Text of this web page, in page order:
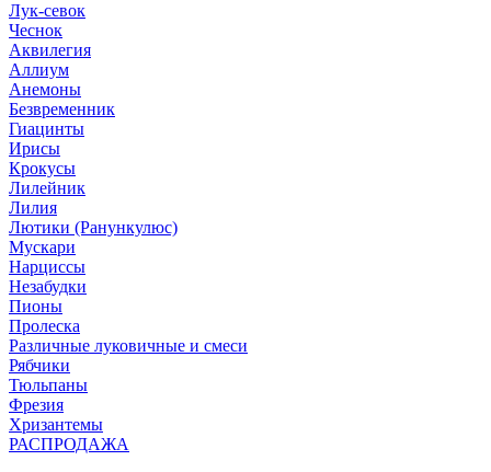
Лук-севок
Чеснок
Аквилегия
Аллиум
Анемоны
Безвременник
Гиацинты
Ирисы
Крокусы
Лилейник
Лилия
Лютики (Ранункулюс)
Мускари
Нарцисcы
Незабудки
Пионы
Пролеска
Различные луковичные и смеси
Рябчики
Тюльпаны
Фрезия
Хризантемы
РАСПРОДАЖА